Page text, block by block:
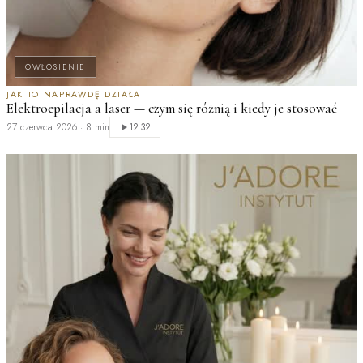
OWŁOSIENIE
JAK TO NAPRAWDĘ DZIAŁA
Elektroepilacja a laser — czym się różnią i kiedy je stosować
27 czerwca 2026 · 8 min 12:32